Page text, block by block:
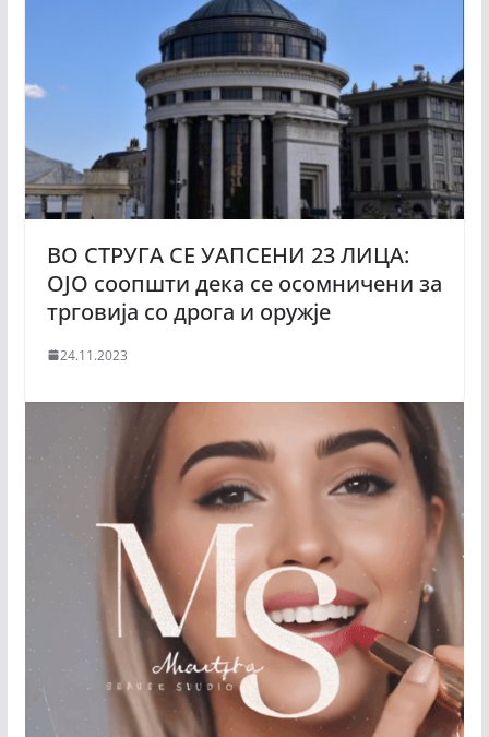
ВО СТРУГА СЕ УАПСЕНИ 23 ЛИЦА:
ОЈО соопшти дека се осомничени за
трговија со дрога и оружје
24.11.2023